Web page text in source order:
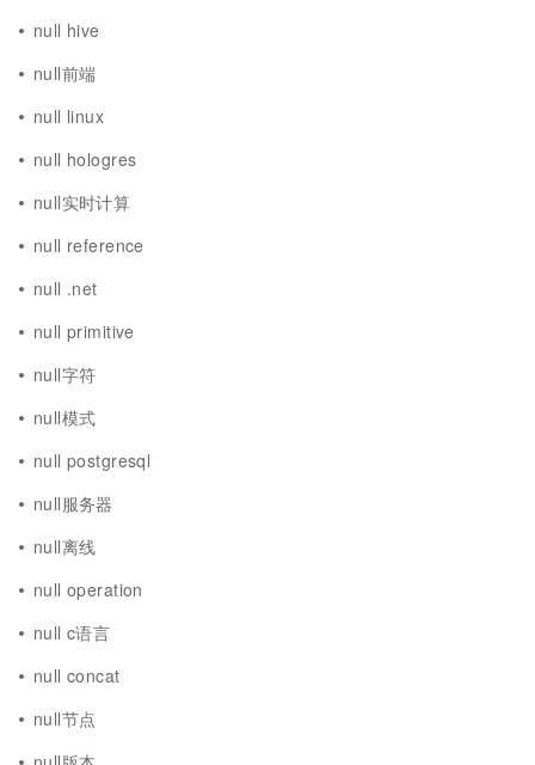
null hive
null前端
null linux
null hologres
null实时计算
null reference
null .net
null primitive
null字符
null模式
null postgresql
null服务器
null离线
null operation
null c语言
null concat
null节点